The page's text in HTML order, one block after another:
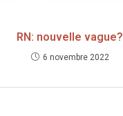
RN: nouvelle vague?
6 novembre 2022